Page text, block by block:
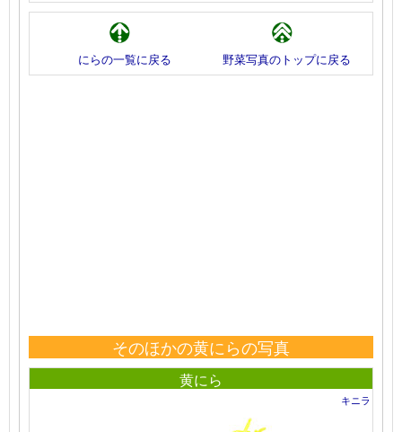
にらの一覧に戻る 野菜写真のトップに戻る
そのほかの黄にらの写真
黄にら
キニラ